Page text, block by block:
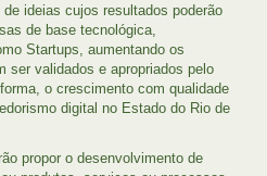
ideias cujos resultados poderão
de base tecnológica,
Startups, aumentando os
ser validados e apropriados pelo
o crescimento com qualidade
digital no Estado do Rio de
propor o desenvolvimento de